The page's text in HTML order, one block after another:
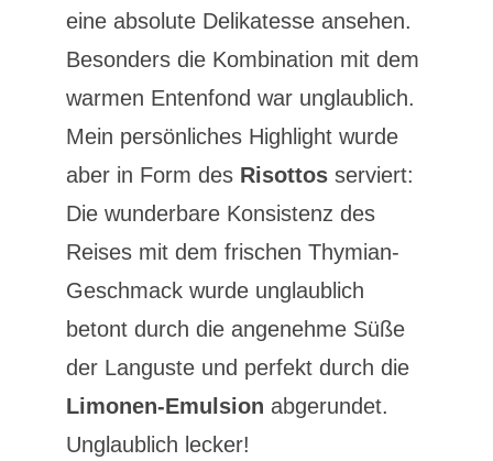
eine absolute Delikatesse ansehen.
Besonders die Kombination mit dem
warmen Entenfond war unglaublich.
Mein persönliches Highlight wurde
aber in Form des Risottosserviert:
Die wunderbare Konsistenz des
Reises mit dem frischen Thymian-
Geschmack wurde unglaublich
betont durch die angenehme Süße
der Languste und perfekt durch die
Limonen-Emulsion abgerundet.
Unglaublich lecker!